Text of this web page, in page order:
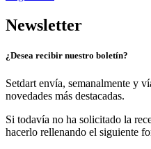
Newsletter
¿Desea recibir nuestro boletín?
Setdart envía, semanalmente y
novedades más destacadas.
Si todavía no ha solicitado la
hacerlo rellenando el siguiente